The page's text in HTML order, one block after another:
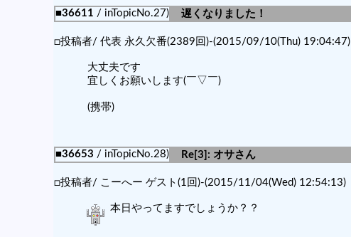
■36611 / inTopicNo.27)
遅くなりました！
□投稿者/ 代表 永久欠番(2389回)-(2015/09/10(Thu) 19:04:47)
大丈夫です
宜しくお願いします(￣▽￣)ゞ
(携帯)
■36653 / inTopicNo.28)
Re[3]: オサさん
□投稿者/ こーへー ゲスト(1回)-(2015/11/04(Wed) 12:54:13)
本日やってますでしょうか？？